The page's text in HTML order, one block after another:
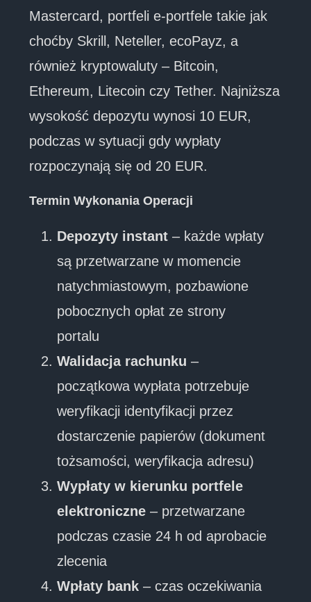
Mastercard, portfeli e-portfele takie jak
choćby Skrill, Neteller, ecoPayz, a
również kryptowaluty – Bitcoin,
Ethereum, Litecoin czy Tether. Najniższa
wysokość depozytu wynosi 10 EUR,
podczas w sytuacji gdy wypłaty
rozpoczynają się od 20 EUR.
Termin Wykonania Operacji
Depozyty instant – każde wpłaty
są przetwarzane w momencie
natychmiastowym, pozbawione
pobocznych opłat ze strony
portalu
Walidacja rachunku –
początkowa wypłata potrzebuje
weryfikacji identyfikacji przez
dostarczenie papierów (dokument
tożsamości, weryfikacja adresu)
Wypłaty w kierunku portfele
elektroniczne – przetwarzane
podczas czasie 24 h od aprobacie
zlecenia
Wpłaty bank – czas oczekiwania